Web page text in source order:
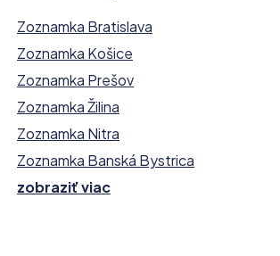
Zoznamka Bratislava
Zoznamka Košice
Zoznamka Prešov
Zoznamka Žilina
Zoznamka Nitra
Zoznamka Banská Bystrica
zobraziť viac